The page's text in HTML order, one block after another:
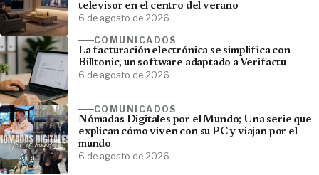
televisor en el centro del verano
6 de agosto de 2026
COMUNICADOS
La facturación electrónica se simplifica con
Billtonic, un software adaptado a Verifactu
6 de agosto de 2026
COMUNICADOS
Nómadas Digitales por el Mundo; Una serie que
explican cómo viven con su PC y viajan por el
mundo
6 de agosto de 2026